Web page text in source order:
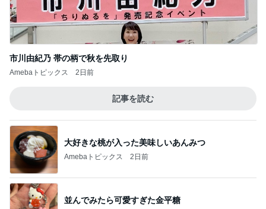
市川由紀乃 帯の柄で秋を先取り
Amebaトピックス 2日前
記事を読む
大好きな桃が入った美味しいあんみつ
Amebaトピックス 2日前
並んでみたら可愛すぎた金平糖